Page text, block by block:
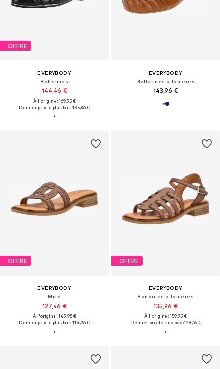
OFFRE
EVERYBODY
Ballerines
144,46 €
À l'origine : 169,95 €
Dernier prix le plus bas :135,86 €
EVERYBODY
Ballerines à lanières
143,96 €
OFFRE
EVERYBODY
Mule
127,46 €
À l'origine : 149,95 €
Dernier prix le plus bas :114,26 €
OFFRE
EVERYBODY
Sandales à lanières
135,96 €
À l'origine : 159,95 €
Dernier prix le plus bas :128,66 €